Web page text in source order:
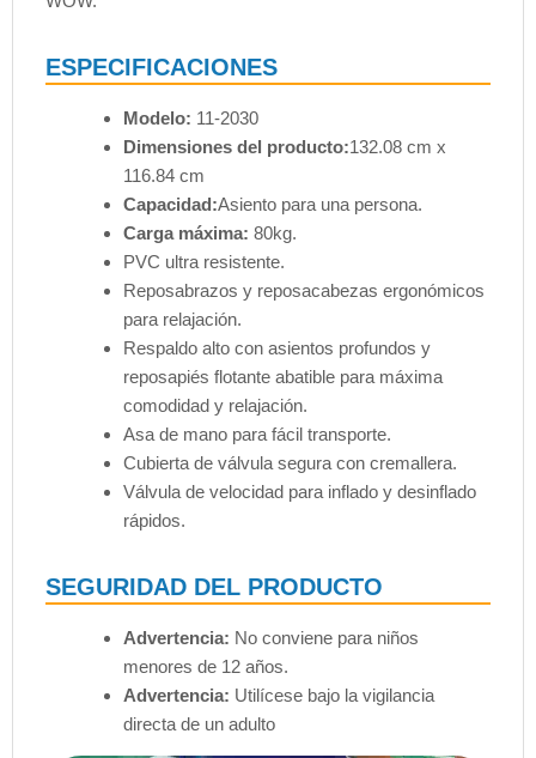
ESPECIFICACIONES
Modelo: 11-2030
Dimensiones del producto:132.08 cm x
116.84 cm
Capacidad:Asiento para una persona.
Carga máxima: 80kg.
PVC ultra resistente.
Reposabrazos y reposacabezas ergonómicos
para relajación.
Respaldo alto con asientos profundos y
reposapiés flotante abatible para máxima
comodidad y relajación.
Asa de mano para fácil transporte.
Cubierta de válvula segura con cremallera.
Válvula de velocidad para inflado y desinflado
rápidos.
SEGURIDAD DEL PRODUCTO
Advertencia: No conviene para niños
menores de 12 años.
Advertencia: Utilícese bajo la vigilancia
directa de un adulto